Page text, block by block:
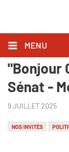
MENU
Hervé
"Bonjour
Sénat -
9 JUILLET 2025
NOS INVITÉS